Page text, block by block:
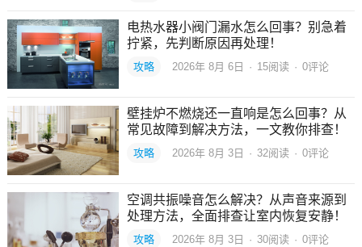
电热水器小阀门漏水怎么回事？别急着
拧紧，先判断原因再处理！
攻略 2026年 8月 6日 · 15阅读 · 0评论
壁挂炉不燃烧还一直响是怎么回事？从
常见故障到解决方法，一文教你排查！
攻略 2026年 8月 3日 · 32阅读 · 0评论
空调共振噪音怎么解决？从声音来源到
处理方法，全面排查让室内恢复安静！
攻略 2026年 8月 3日 · 30阅读 · 0评论